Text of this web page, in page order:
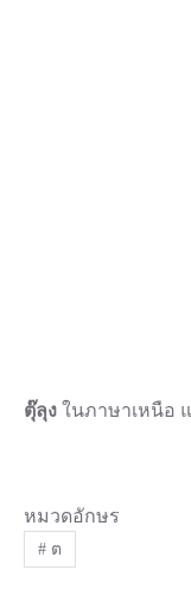
ตุ๊ลุง ในภาษาเหนือ
หมวดอักษร
#ต